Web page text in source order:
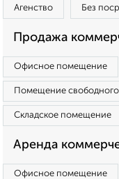
Агенство Без
Продажа
Офисное помещение
Помещение
Складское помещение
Аренда
Офисное помещение